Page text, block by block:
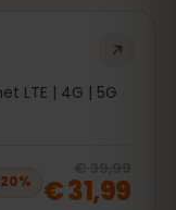
LTE | 4G | 5G
20%
€ 39,99
€ 31,99